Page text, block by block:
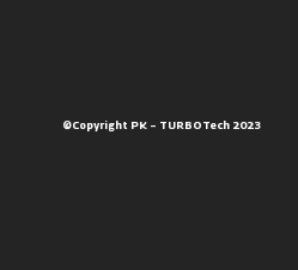
©Copyright PK – TURBOTech 2023